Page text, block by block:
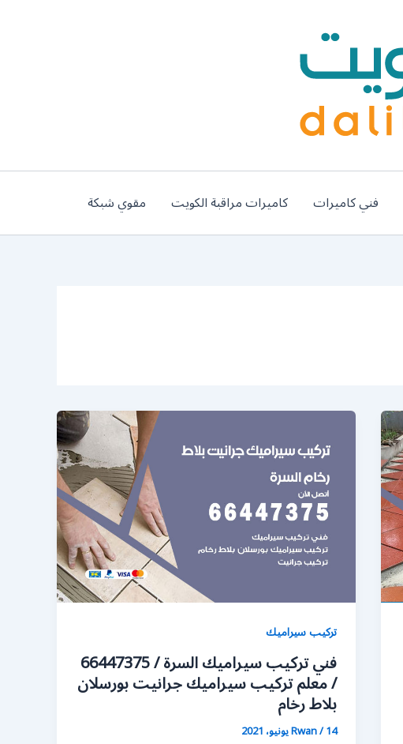
فني كاميرات كاميرات مراقبة الكويت مقوي شبكة
تركيب سيراميك
فني تركيب سيراميك السرة / 66447375
/ معلم تركيب سيراميك جرانيت بورسلان
بلاط رخام
Rwan/14 يونيو، 2021